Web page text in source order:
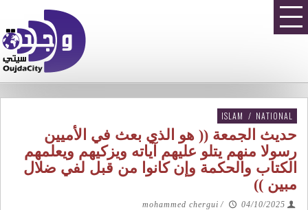
ISLAM / NATIONAL
حديث الجمعة (( هو الذي بعث في الأميين
رسولا منهم يتلو عليهم آياته ويزكيهم ويعلمهم
الكتاب والحكمة وإن كانوا من قبل لفي ضلال
مبين ))
mohammed chergui /
04/10/2025